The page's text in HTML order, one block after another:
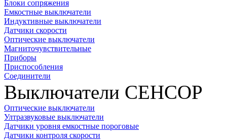
Блоки сопряжения
Емкостные выключатели
Индуктивные выключатели
Датчики скорости
Оптические выключатели
Магниточувствительные
Приборы
Приспособления
Соединители
Выключатели СЕНСОР
Оптические выключатели
Ултразвуковые выключатели
Датчики уровня емкостные пороговые
Датчики контроля скорости